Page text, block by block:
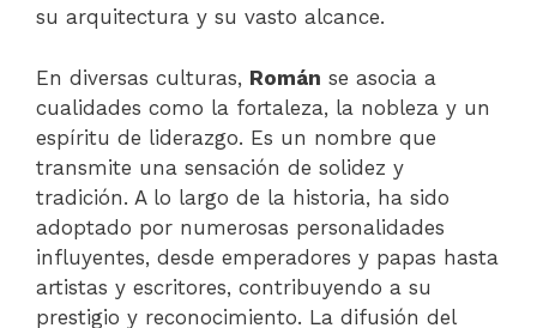
su arquitectura y su vasto alcance.
En diversas culturas, Román se asocia a
cualidades como la fortaleza, la nobleza y un
espíritu de liderazgo. Es un nombre que
transmite una sensación de solidez y
tradición. A lo largo de la historia, ha sido
adoptado por numerosas personalidades
influyentes, desde emperadores y papas hasta
artistas y escritores, contribuyendo a su
prestigio y reconocimiento. La difusión del